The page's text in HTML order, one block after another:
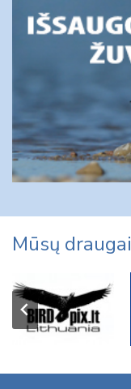
Mūsų draugai